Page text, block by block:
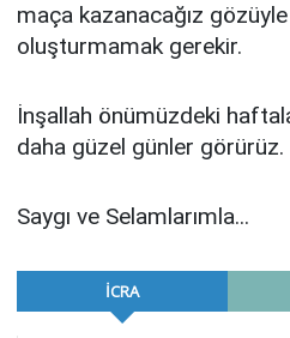
maça kazanacağız
oluşturmamak gerekir.
İnşallah önümüzdeki
daha güzel günler görürüz.
Saygı ve Selamlarımla...